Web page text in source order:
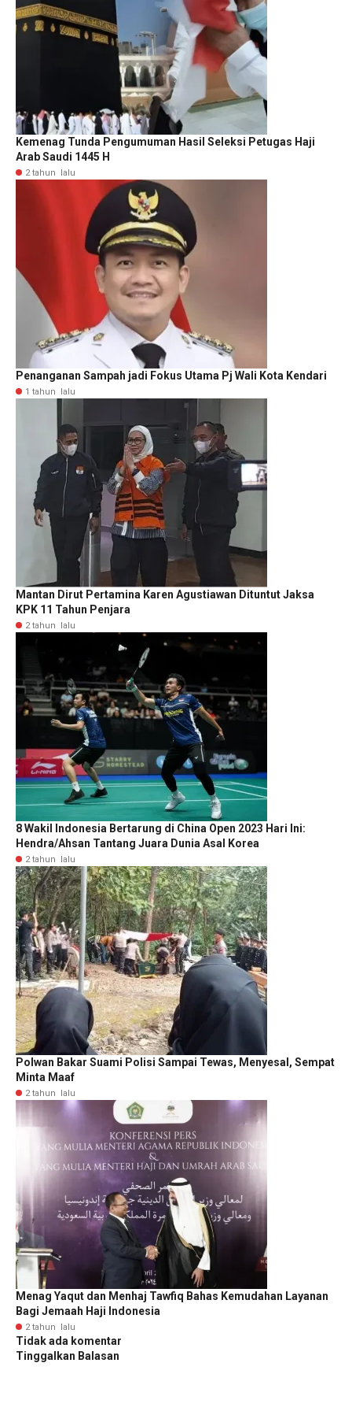
Kemenag Tunda Pengumuman Hasil Seleksi Petugas Haji
Arab Saudi 1445 H
2 tahun lalu
Penanganan Sampah jadi Fokus Utama Pj Wali Kota Kendari
1 tahun lalu
Mantan Dirut Pertamina Karen Agustiawan Dituntut Jaksa
KPK 11 Tahun Penjara
2 tahun lalu
8 Wakil Indonesia Bertarung di China Open 2023 Hari Ini:
Hendra/Ahsan Tantang Juara Dunia Asal Korea
2 tahun lalu
Polwan Bakar Suami Polisi Sampai Tewas, Menyesal, Sempat
Minta Maaf
2 tahun lalu
Menag Yaqut dan Menhaj Tawfiq Bahas Kemudahan Layanan
Bagi Jemaah Haji Indonesia
2 tahun lalu
Tidak ada komentar
Tinggalkan Balasan